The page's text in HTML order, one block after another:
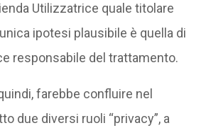
Utilizzatrice quale titolare
ipotesi plausibile è quella di
responsabile del trattamento.
farebbe confluire nel
due diversi ruoli “privacy”, a